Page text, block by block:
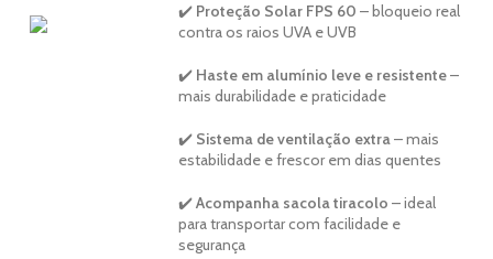
✔️ Proteção Solar FPS 60 – bloqueio real
contra os raios UVA e UVB
✔️ Haste em alumínio leve e resistente–
mais durabilidade e praticidade
✔️ Sistema de ventilação extra– mais
estabilidade e frescor em dias quentes
✔️Acompanha sacola tiracolo – ideal
para transportar com facilidade e
segurança